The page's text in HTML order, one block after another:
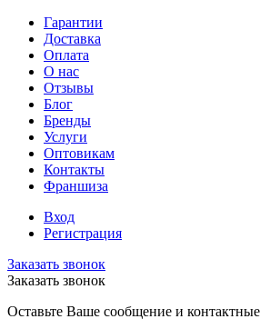
Гарантии
Доставка
Оплата
О нас
Отзывы
Блог
Бренды
Услуги
Оптовикам
Контакты
Франшиза
Вход
Регистрация
Заказать звонок
Заказать звонок
Оставьте Ваше сообщение и